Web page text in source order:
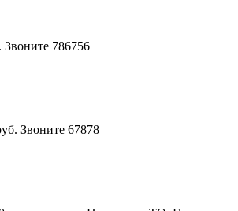
786756
Звоните 67878